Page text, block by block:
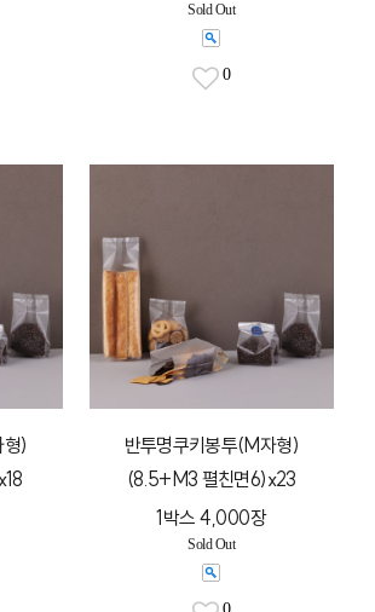
Sold Out
0
)
반투명쿠키봉투(M자형)
(8.5+M3 펼친면6)x23
1박스 4,000장
Sold Out